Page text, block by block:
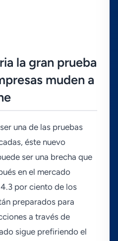
la gran prueba
muden a
una de las pruebas
éste nuevo
ser una brecha que
en el mercado
por ciento de los
preparados para
a través de
sigue prefiriendo el